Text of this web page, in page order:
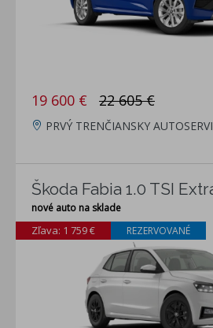
19 600 € 22 605 €
PRVÝ TRENČIANSKY
Škoda Fabia 1.0 TSI
nové auto na sklade
Zľava: 1 759 € REZERVOVANÉ